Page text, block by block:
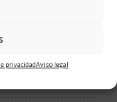
privacidadAviso legal